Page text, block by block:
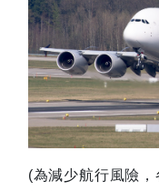
(為減少航行風險